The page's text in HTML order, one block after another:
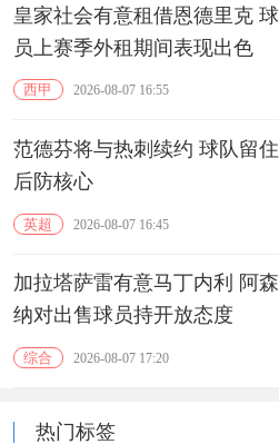
皇家社会有意租借恩德里克 球
员上赛季外租期间表现出色
西甲 2026-08-07 16:55
范德芬将与热刺续约 球队留住
后防核心
英超 2026-08-07 16:45
加拉塔萨雷有意马丁内利 阿森
纳对出售球员持开放态度
综合 2026-08-07 17:20
热门标签